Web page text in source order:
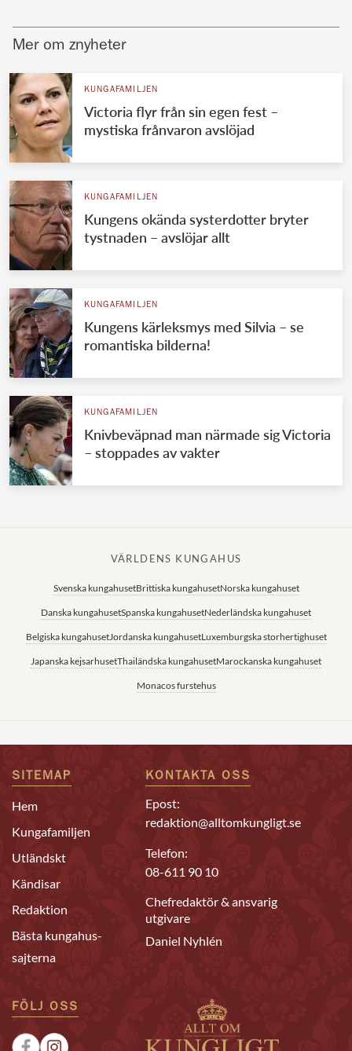
Mer om znyheter
KUNGAFAMILJEN
Victoria flyr från sin egen fest –
mystiska frånvaron avslöjad
KUNGAFAMILJEN
Kungens okända systerdotter bryter
tystnaden – avslöjar allt
KUNGAFAMILJEN
Kungens kärleksmys med Silvia – se
romantiska bilderna!
KUNGAFAMILJEN
Knivbeväpnad man närmade sig Victoria
– stoppades av vakter
VÄRLDENS KUNGAHUS
Svenska kungahusetBrittiska kungahusetNorska kungahuset
Danska kungahusetSpanska kungahusetNederländska kungahuset
Belgiska kungahusetJordanska kungahusetLuxemburgska storhertighuset
Japanska kejsarhusetThailändska kungahusetMarockanska kungahuset
Monacos furstehus
SITEMAP
Hem
Kungafamiljen
Utländskt
Kändisar
Redaktion
Bästa kungahus-
sajterna
KONTAKTA OSS
Epost:
redaktion@alltomkungligt.se
Telefon:
08-611 90 10
Chefredaktör & ansvarig
utgivare
Daniel Nyhlén
FÖLJ OSS